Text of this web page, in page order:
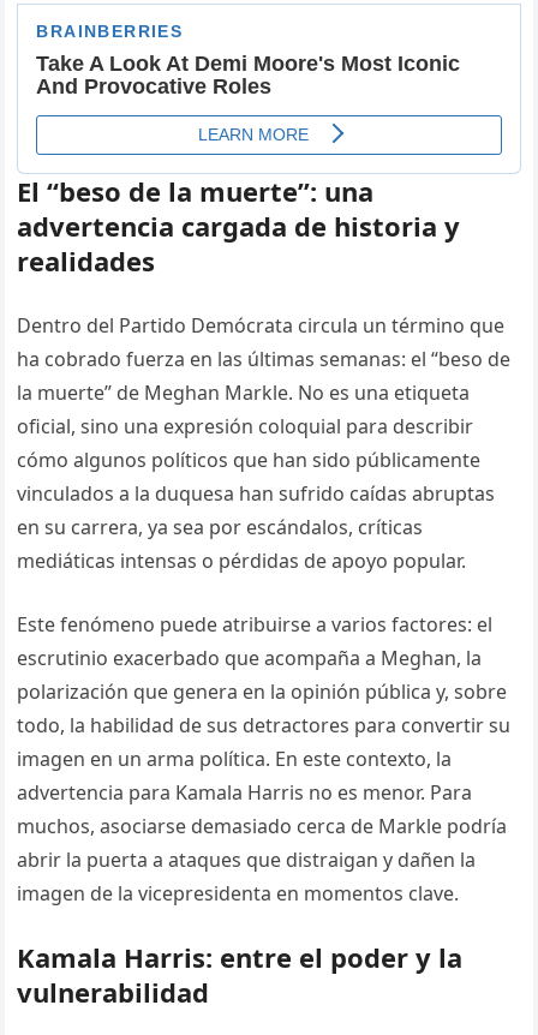
El “beso de la muerte”: una
advertencia cargada de historia y
realidades
Dentro del Partido Demócrata circula un término que
ha cobrado fuerza en las últimas semanas: el “beso de
la muerte” de Meghan Markle. No es una etiqueta
oficial, sino una expresión coloquial para describir
cómo algunos políticos que han sido públicamente
vinculados a la duquesa han sufrido caídas abruptas
en su carrera, ya sea por escándalos, críticas
mediáticas intensas o pérdidas de apoyo popular.
Este fenómeno puede atribuirse a varios factores: el
escrutinio exacerbado que acompaña a Meghan, la
polarización que genera en la opinión pública y, sobre
todo, la habilidad de sus detractores para convertir su
imagen en un arma política. En este contexto, la
advertencia para Kamala Harris no es menor. Para
muchos, asociarse demasiado cerca de Markle podría
abrir la puerta a ataques que distraigan y dañen la
imagen de la vicepresidenta en momentos clave.
Kamala Harris: entre el poder y la
vulnerabilidad